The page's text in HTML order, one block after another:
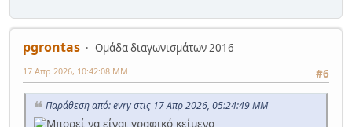
pgrontas
Ομάδα διαγωνισμάτων 2016
#6
17 Απρ 2026, 10:42:08 ΜΜ
Παράθεση από: evry στις 17 Απρ 2026, 05:24:49 ΜΜ